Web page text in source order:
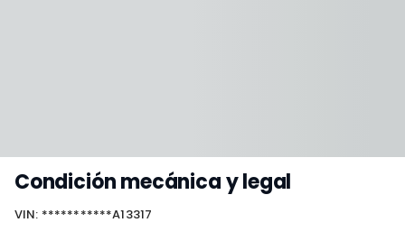
Condición mecánica y legal
VIN: ***********A13317